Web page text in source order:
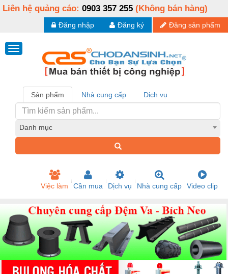
Liên hệ quảng cáo: 0903 357 255 (Không bán hàng)
Đăng sản phẩm
Đăng ký
Đăng nhập
Sản phẩm Nhà cung cấp Dịch vụ
Danh mục
Việc làm Cần mua Dịch vụ Nhà cung cấp Video clip